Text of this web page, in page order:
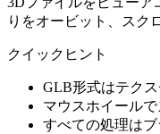
りをオービット、スク
クイックヒント
GLB形式はテク
マウスホイール
すべての処理は